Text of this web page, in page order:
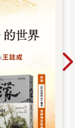
濕潤。
販售的話。
氣。它起源於中世
量使用。當時的人
時，因為英國胡蘿
。胡蘿蔔當然很健